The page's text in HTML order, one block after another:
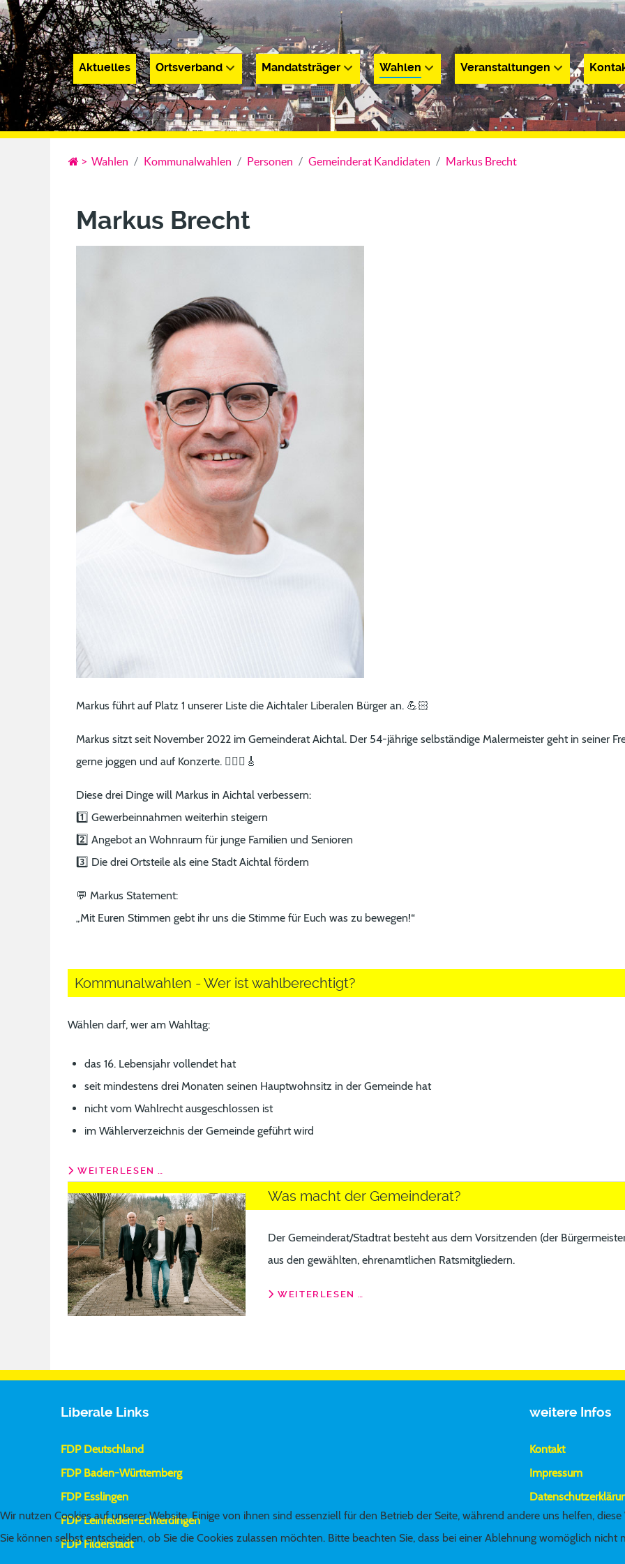
Aktuelles Ortsverband Mandatsträger Wahlen Veranstaltungen
Aktuelles Ortsverband Mandatsträger Wahlen Veranstaltungen Kontakt
> Wahlen Kommunalwahlen Personen Gemeinderat Kandidaten Markus Brecht
Markus Brecht
Markus führt auf Platz 1 unserer Liste die Aichtaler Liberalen Bürger an. 💪🏻
Markus sitzt seit November 2022 im Gemeinderat Aichtal. Der 54-jährige selbständige Malermeister geht in seiner
gerne joggen und auf Konzerte. 🏃🏻‍♂️🎸
Diese drei Dinge will Markus in Aichtal verbessern:
1️⃣ Gewerbeinnahmen weiterhin steigern
2️⃣ Angebot an Wohnraum für junge Familien und Senioren
3️⃣ Die drei Ortsteile als eine Stadt Aichtal fördern
💬 Markus Statement:
„Mit Euren Stimmen gebt ihr uns die Stimme für Euch was zu bewegen!“
Kommunalwahlen - Wer ist wahlberechtigt?
Wählen darf, wer am Wahltag:
das 16. Lebensjahr vollendet hat
seit mindestens drei Monaten seinen Hauptwohnsitz in der Gemeinde hat
nicht vom Wahlrecht ausgeschlossen ist
im Wählerverzeichnis der Gemeinde geführt wird
WEITERLESEN …
Was macht der Gemeinderat?
Der Gemeinderat/Stadtratbesteht aus dem Vorsitzenden (der
aus den gewählten, ehrenamtlichen Ratsmitgliedern.
WEITERLESEN …
Liberale Links
FDP Deutschland
FDP Baden-Württemberg
FDP Esslingen
FDP Leinfelden-Echterdingen
FDP Filderstadt
weitere Infos
Kontakt
Impressum
Wir nutzen Cookies auf unserer Website. Einige von ihnen sind essenziell für den Betrieb der Seite, während andere uns helfen,
Sie können selbst entscheiden, ob Sie die Cookies zulassen möchten. Bitte beachten Sie, dass bei einer Ablehnung womöglich